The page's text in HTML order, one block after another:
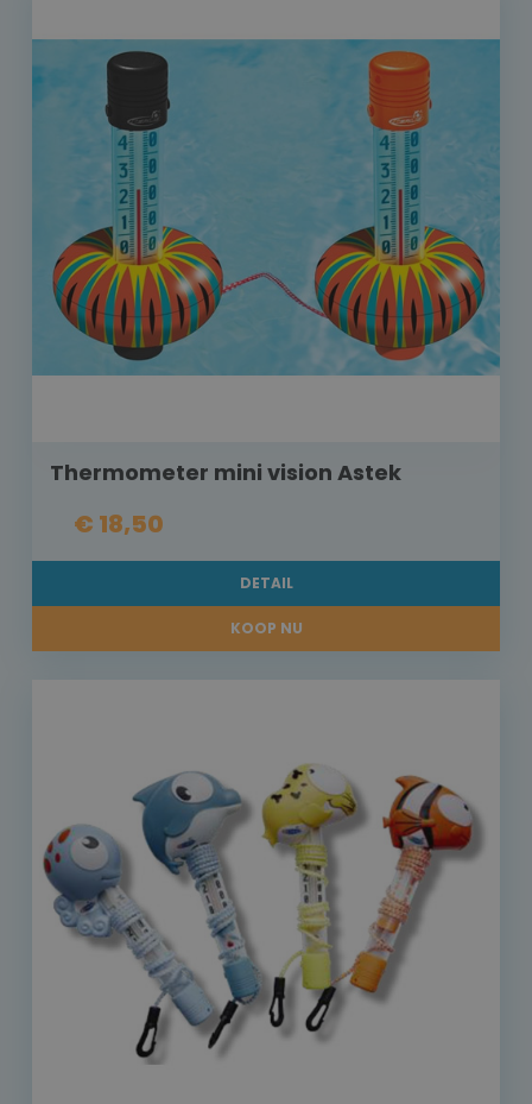
Thermometer mini vision Astek
€ 18,50
DETAIL
KOOP NU